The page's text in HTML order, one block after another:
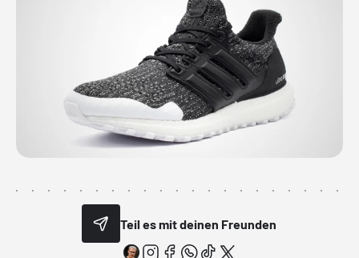
Teil es mit deinen Freunden